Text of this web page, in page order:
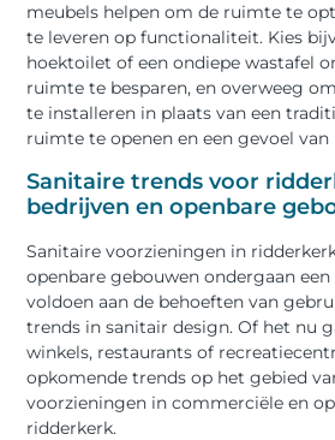
meubels helpen om de ruimte te
te leveren op functionaliteit. Kies
hoektoilet of een ondiepe wastafel
ruimte te besparen, en overweeg
te installeren in plaats van een
ruimte te openen en een gevoel
Sanitaire trends voor
bedrijven en openbare
Sanitaire voorzieningen in
openbare gebouwen ondergaan
voldoen aan de behoeften van
trends in sanitair design. Of het nu
winkels, restaurants of
opkomende trends op het gebied
voorzieningen in commerciële en
ridderkerk.